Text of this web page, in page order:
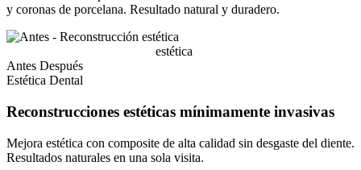
y coronas de porcelana. Resultado natural y duradero.
Antes Después
Estética Dental
Reconstrucciones estéticas mínimamente invasivas
Mejora estética con composite de alta calidad sin desgaste del diente.
Resultados naturales en una sola visita.